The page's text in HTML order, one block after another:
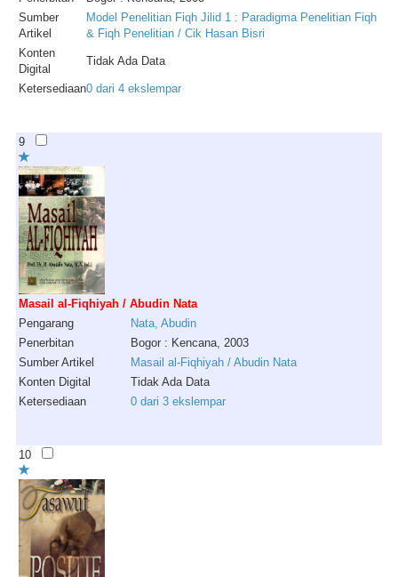
Sumber
Artikel
Model Penelitian Fiqh Jilid 1 : Paradigma Penelitian Fiqh
& Fiqh Penelitian / Cik Hasan Bisri
Konten
Digital
Tidak Ada Data
Ketersediaan0 dari 4 ekslempar
9
Masail al-Fiqhiyah / Abudin Nata
Pengarang
Nata, Abudin
Penerbitan
Bogor : Kencana, 2003
Sumber Artikel
Masail al-Fiqhiyah / Abudin Nata
Konten Digital
Tidak Ada Data
Ketersediaan
0 dari 3 ekslempar
10